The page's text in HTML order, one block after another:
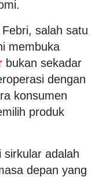
salah satu
membuka
bukan sekadar
dengan
konsumen
produk
sirkular adalah
depan yang